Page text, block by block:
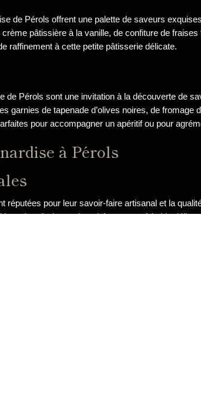
de Pérols offrent une palette de saveurs
pâtissière à la vanille, de confiture de
raffinement à cette petite pâtisserie délicate.
de Pérols sont une invitation à la découverte de
garnies de tapenade d’olives noires, de
pour accompagner un apéritif ou pour
à Pérols
réputées pour leur savoir-faire artisanal et la
où chaque bouchée est un véritable délice